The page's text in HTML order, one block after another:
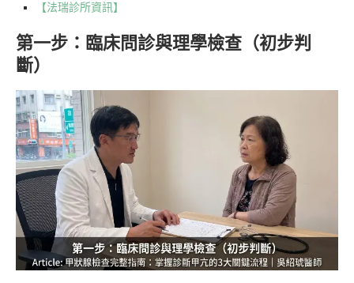
【法瑞診所資訊】
第一步：臨床問診與理學檢查（初步判
斷）